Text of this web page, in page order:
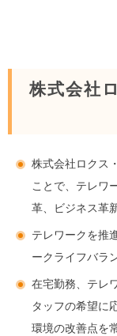
株式会社
株式会社ロクス
ことで、テレワ
革、ビジネス革
テレワークを推
ークライフバラ
在宅勤務、テレ
タッフの希望に
環境の改善点を